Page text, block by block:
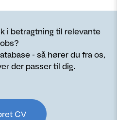
i betragtning til relevante
- så hører du fra os,
der passer til dig.
CV